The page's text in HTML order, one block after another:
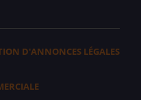
D'ANNONCES LÉGALES